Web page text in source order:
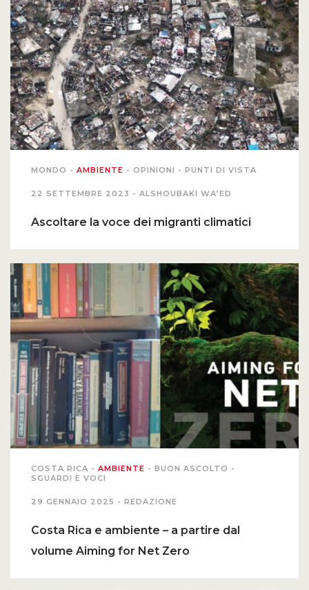
MONDO - AMBIENTE - OPINIONI - PUNTI DI VISTA
22 SETTEMBRE 2023 - ALSHOUBAKI WA’ED
Ascoltare la voce dei migranti climatici
COSTA RICA - AMBIENTE - BUON ASCOLTO -
SGUARDI E VOCI
29 GENNAIO 2025 - REDAZIONE
Costa Rica e ambiente – a partire dal
volume Aiming for Net Zero